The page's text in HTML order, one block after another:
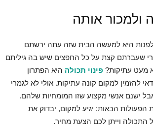
ולמכור אותה
היא למעשה הבית שזה עתה ירשתם
שעברתם קצת על כל החפצים שיש בה גיליתם
מעט עתיקות? פינוי תכולה היא הפתרון
להזמין למקום קונה עתיקות. אולי לא לגמרי
ישנם אנשי מקצוע שזו המומחיות שלהם.
הפעולות הבאות: יגיע למקום, יבדוק את
התכולה וייתן לכם הצעת מחיר.